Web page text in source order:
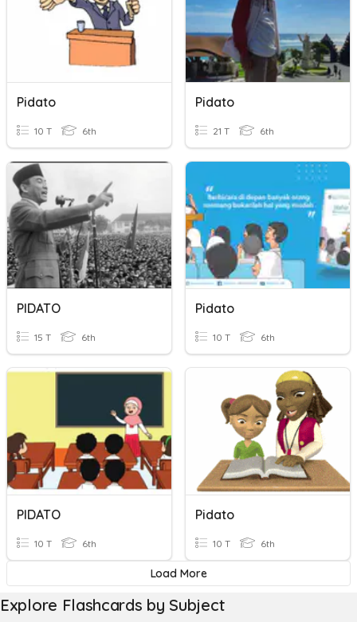
Pidato
10 T 6th
Pidato
21 T 6th
PIDATO
15 T 6th
Pidato
10 T 6th
PIDATO
10 T 6th
Pidato
10 T 6th
Load More
Explore Flashcards by Subject